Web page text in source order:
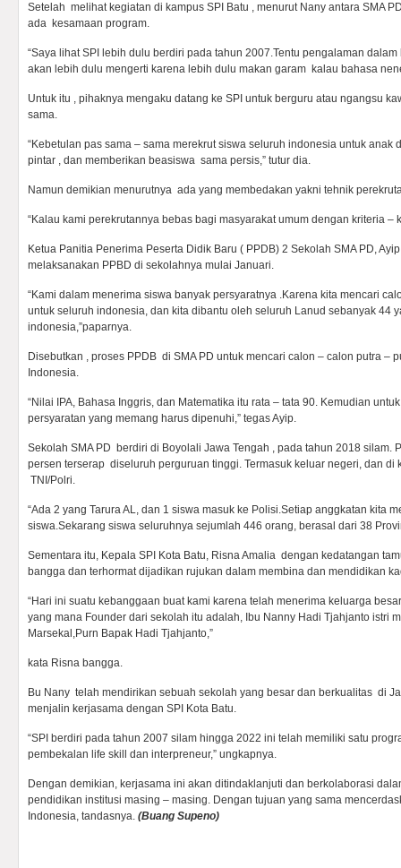
Setelah melihat kegiatan di kampus SPI Batu , menurut Nany antara SMA
ada kesamaan program.
“Saya lihat SPI lebih dulu berdiri pada tahun 2007.Tentu pengalaman
akan lebih dulu mengerti karena lebih dulu makan garam kalau bahasa
Untuk itu , pihaknya mengaku datang ke SPI untuk berguru atau ngangsu
sama.
“Kebetulan pas sama – sama merekrut siswa seluruh indonesia untuk anak
pintar , dan memberikan beasiswa sama persis,” tutur dia.
Namun demikian menurutnya ada yang membedakan yakni tehnik
“Kalau kami perekrutannya bebas bagi masyarakat umum dengan kriteria –
Ketua Panitia Penerima Peserta Didik Baru ( PPDB) 2 Sekolah SMA PD,
melaksanakan PPBD di sekolahnya mulai Januari.
“Kami dalam menerima siswa banyak persyaratnya .Karena kita mencari
untuk seluruh indonesia, dan kita dibantu oleh seluruh Lanud sebanyak 44
indonesia,”paparnya.
Disebutkan , proses PPDB di SMA PD untuk mencari calon – calon putra –
Indonesia.
“Nilai IPA, Bahasa Inggris, dan Matematika itu rata – tata 90. Kemudian
persyaratan yang memang harus dipenuhi,” tegas Ayip.
Sekolah SMA PD berdiri di Boyolali Jawa Tengah , pada tahun 2018 silam.
persen terserap diseluruh perguruan tinggi. Termasuk keluar negeri, dan di
TNI/Polri.
“Ada 2 yang Tarura AL, dan 1 siswa masuk ke Polisi.Setiap anggkatan kita
siswa.Sekarang siswa seluruhnya sejumlah 446 orang, berasal dari 38
Sementara itu, Kepala SPI Kota Batu, Risna Amalia dengan kedatangan
bangga dan terhormat dijadikan rujukan dalam membina dan mendidikan
“Hari ini suatu kebanggaan buat kami karena telah menerima keluarga
yang mana Founder dari sekolah itu adalah, Ibu Nanny Hadi Tjahjanto istri
Marsekal,Purn Bapak Hadi Tjahjanto,”
kata Risna bangga.
Bu Nany telah mendirikan sebuah sekolah yang besar dan berkualitas di
menjalin kerjasama dengan SPI Kota Batu.
“SPI berdiri pada tahun 2007 silam hingga 2022 ini telah memiliki satu
pembekalan life skill dan interpreneur,” ungkapnya.
Dengan demikian, kerjasama ini akan ditindaklanjuti dan berkolaborasi
pendidikan institusi masing – masing. Dengan tujuan yang sama
Indonesia, tandasnya. (Buang Supeno)